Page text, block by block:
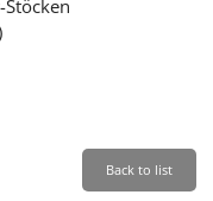
Back to list